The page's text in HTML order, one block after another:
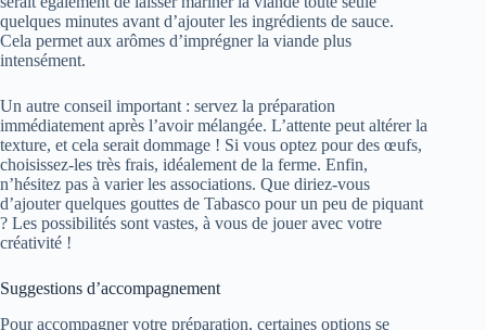
quelques minutes avant d’ajouter les ingrédients de sauce.
Cela permet aux arômes d’imprégner la viande plus
intensément.
Un autre conseil important : servez la préparation
immédiatement après l’avoir mélangée. L’attente peut altérer la
texture, et cela serait dommage ! Si vous optez pour des œufs,
choisissez-les très frais, idéalement de la ferme. Enfin,
n’hésitez pas à varier les associations. Que diriez-vous
d’ajouter quelques gouttes de Tabasco pour un peu de piquant
? Les possibilités sont vastes, à vous de jouer avec votre
créativité !
Suggestions d’accompagnement
Pour accompagner votre préparation, certaines options se